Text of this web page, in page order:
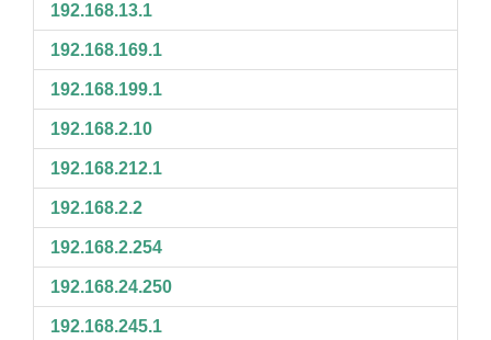
192.168.13.1
192.168.169.1
192.168.199.1
192.168.2.10
192.168.212.1
192.168.2.2
192.168.2.254
192.168.24.250
192.168.245.1